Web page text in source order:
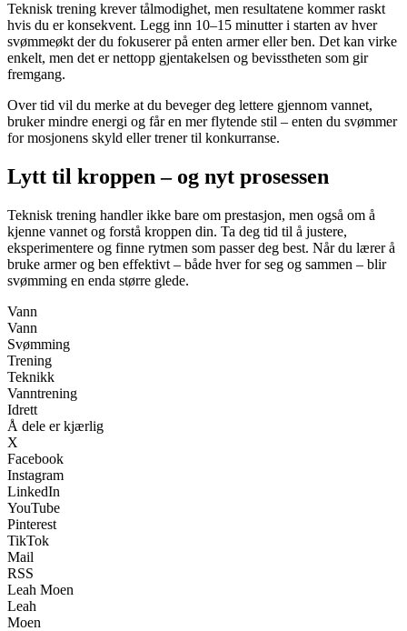
Teknisk trening krever tålmodighet, men resultatene kommer raskt
hvis du er konsekvent. Legg inn 10–15 minutter i starten av hver
svømmeøkt der du fokuserer på enten armer eller ben. Det kan virke
enkelt, men det er nettopp gjentakelsen og bevisstheten som gir
fremgang.
Over tid vil du merke at du beveger deg lettere gjennom vannet,
bruker mindre energi og får en mer flytende stil – enten du svømmer
for mosjonens skyld eller trener til konkurranse.
Lytt til kroppen – og nyt prosessen
Teknisk trening handler ikke bare om prestasjon, men også om å
kjenne vannet og forstå kroppen din. Ta deg tid til å justere,
eksperimentere og finne rytmen som passer deg best. Når du lærer å
bruke armer og ben effektivt – både hver for seg og sammen – blir
svømming en enda større glede.
Vann
Vann
Svømming
Trening
Teknikk
Vanntrening
Idrett
Å dele er kjærlig
X
Facebook
Instagram
LinkedIn
YouTube
Pinterest
TikTok
Mail
RSS
Leah Moen
Leah
Moen